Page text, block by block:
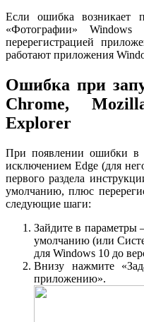
Если ошибка возникает
«Фотографии»
перерегистрацией
работают приложения
Ошибка при
Chrome,
Explorer
При появлении ошибки в
исключением Edge (для
первого раздела
умолчанию, плюс
следующие шаги:
Зайдите в
умолчанию (или
для Windows 10 до
Внизу нажмите
приложению».